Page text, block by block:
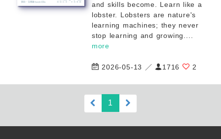
and skills become. Learn like a
lobster. Lobsters are nature's
learning machines; they never
stop learning and growing....
more
2026-05-13 ／ 1716 2
1 (current)